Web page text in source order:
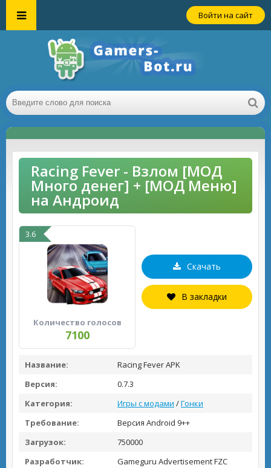
Войти на сайт
Racing Fever - Взлом [МОД
Много денег] + [МОД Меню]
на Андроид
3.6
Количество голосов
7100
Скачать
В закладки
Название:
Racing Fever APK
Версия:
0.7.3
Категория:
Игры с модами /Гонки
Требование:
Версия Android 9++
Загрузок:
750000
Разработчик:
Gameguru Advertisement FZC